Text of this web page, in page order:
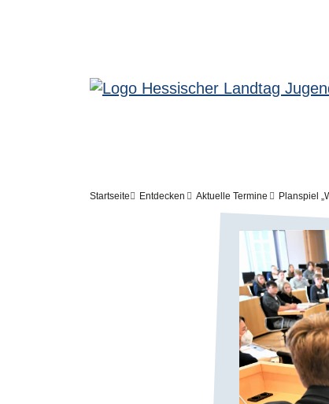
Pfadnavigation
Startseite Entdecken Aktuelle Termine Planspiel
Bilddatei